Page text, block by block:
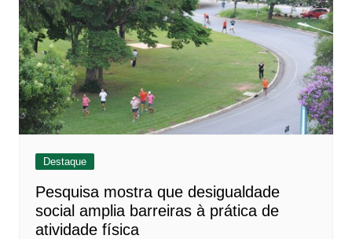
Destaque
Pesquisa mostra que desigualdade
social amplia barreiras à prática de
atividade física